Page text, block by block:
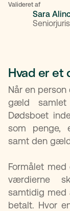
Valideret af
Sara
Hvad er et
Når en
gæld
Dødsboet
som penge,
samt den
Formålet
værdierne
samtidig med
betalt. Hvor